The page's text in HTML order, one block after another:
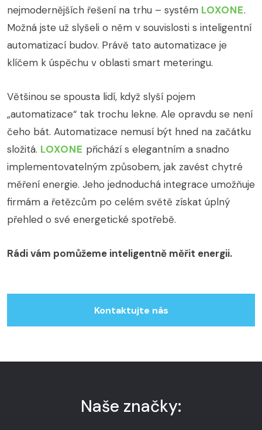
nejmodernějších řešení na trhu – systém LOXONE.
Možná jste už slyšeli o něm v souvislosti s inteligentní
automatizací budov. Právě tato automatizace je
klíčem k úspěchu v oblasti smart meteringu.
Většinou se spousta lidí, když slyší pojem
„automatizace“ tak trochu lekne. Ale opravdu se není
čeho bát. Automatizace nemusí být hned na začátku
složitá. LOXONE přichází s elegantním a snadno
implementovatelným způsobem, jak zavést chytré
měření energie. Jeho jednoduchá integrace umožňuje
firmám a řetězcům po celém světě získat úplný
přehled o své energetické spotřebě.
Rádi vám pomůžeme inteligentně měřit energii.
Kontaktujte nás
Naše značky: